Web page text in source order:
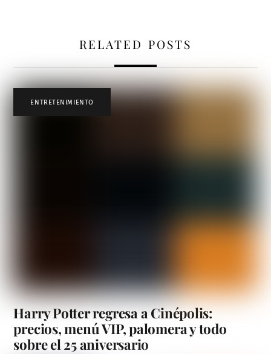
RELATED POSTS
ENTRETENIMIENTO
Harry Potter regresa a Cinépolis:
precios, menú VIP, palomera y todo
sobre el 25 aniversario